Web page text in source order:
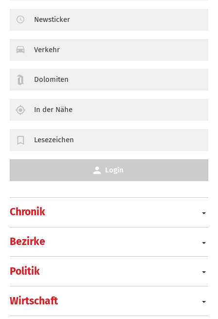
Chronik
Bezirke
Politik
Wirtschaft
Newsticker
Verkehr
Dolomiten
In der Nähe
Lesezeichen
Login